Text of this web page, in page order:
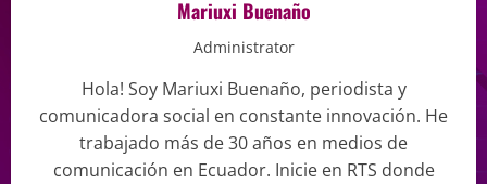
Mariuxi Buenaño
Administrator
Hola! Soy Mariuxi Buenaño, periodista y
comunicadora social en constante innovación. He
trabajado más de 30 años en medios de
comunicación en Ecuador. Inicie en RTS donde